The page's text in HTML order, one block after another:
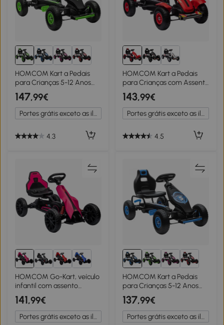
HOMCOM Kart a Pedais
para Crianças 5-12 Anos
com Assento Ajustável
Pneus Insufláveis
Amortecimento e Travão
de Mão 121x58x61 cm
147,99€
Portes grátis exceto as ilhas
4.3
HOMCOM Kart a Pedais
para Crianças com Assento
Ajustável Pneus de Goma
Travão de Mão para
Crianças de 5-12 Anos
121x58x61 cm Vermelho
143,99€
Portes grátis exceto as ilhas
4.5
HOMCOM Go-Kart, veículo
infantil com assento
ajustável, veículo a pedal,
tretauto com freio de mão,
3-8 anos, ao ar livre, Rosa
141,99€
Portes grátis exceto as ilhas
HOMCOM Kart a Pedais
para Crianças 5-12 Anos
com Assento Ajustável
Pneus Insufláveis
Amortecimento e Travão
de Mão 121x58x61cm Azul
137,99€
Portes grátis exceto as ilhas